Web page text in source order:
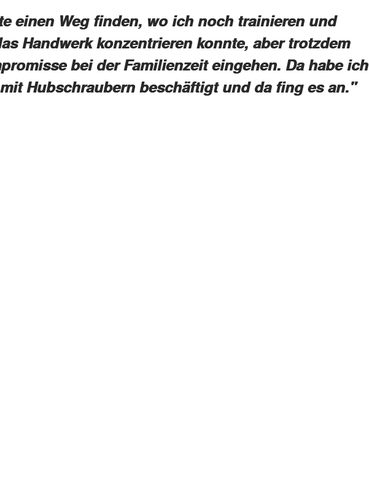
einen Weg finden, wo ich noch trainieren und
Handwerk konzentrieren konnte, aber trotzdem
bei der Familienzeit eingehen. Da habe ich
Hubschraubern beschäftigt und da fing es an."